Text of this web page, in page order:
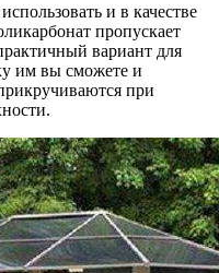
и в качестве
пропускает
вариант для
им вы сможете и
при